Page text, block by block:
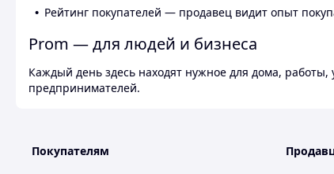
Рейтинг покупателей — продавец видит опыт
Prom — для людей и бизнеса
Каждый день здесь находят нужное для дома,
предпринимателей.
Покупателям